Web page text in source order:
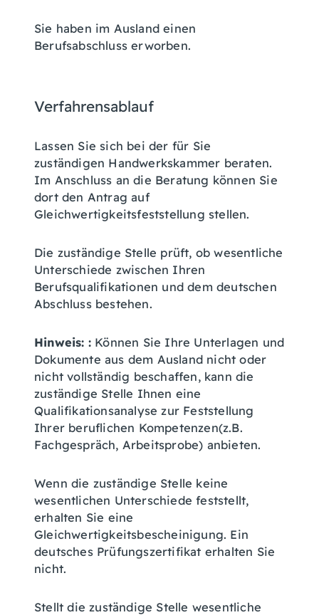
Sie haben im Ausland einen
Berufsabschluss erworben.
Verfahrensablauf
Lassen Sie sich bei der für Sie
zuständigen Handwerkskammer beraten.
Im Anschluss an die Beratung können Sie
dort den Antrag auf
Gleichwertigkeitsfeststellung stellen.
Die zuständige Stelle prüft, ob wesentliche
Unterschiede zwischen Ihren
Berufsqualifikationen und dem deutschen
Abschluss bestehen.
Hinweis: : Können Sie Ihre Unterlagen und
Dokumente aus dem Ausland nicht oder
nicht vollständig beschaffen, kann die
zuständige Stelle Ihnen eine
Qualifikationsanalyse zur Feststellung
Ihrer beruflichen Kompetenzen(z.B.
Fachgespräch, Arbeitsprobe) anbieten.
Wenn die zuständige Stelle keine
wesentlichen Unterschiede feststellt,
erhalten Sie eine
Gleichwertigkeitsbescheinigung. Ein
deutsches Prüfungszertifikat erhalten Sie
nicht.
Stellt die zuständige Stelle wesentliche